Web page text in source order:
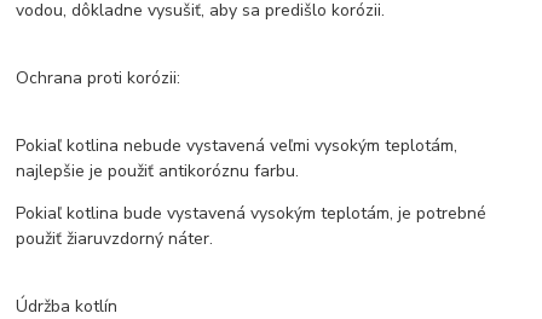
vodou, dôkladne vysušiť, aby sa predišlo korózii.
Ochrana proti korózii:
Pokiaľ kotlina nebude vystavená veľmi vysokým teplotám,
najlepšie je použiť antikoróznu farbu.
Pokiaľ kotlina bude vystavená vysokým teplotám, je potrebné
použiť žiaruvzdorný náter.
Údržba kotlín